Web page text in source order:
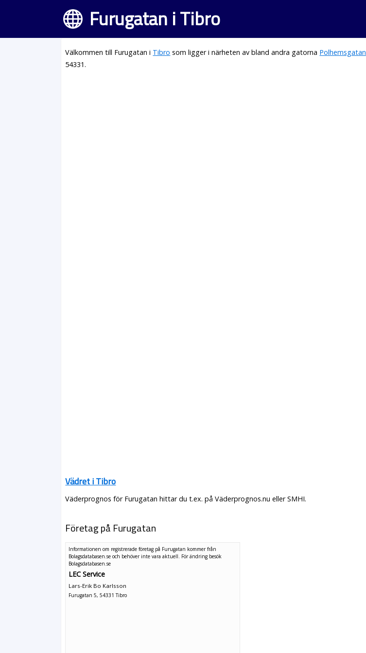
Furugatan i Tibro
Välkommen till Furugatan i Tibro som ligger i närheten av bland andra gatorna Polhemsgatan
54331.
Vädret i Tibro
Väderprognos för Furugatan hittar du t.ex. på Väderprognos.nu eller SMHI.
Företag på Furugatan
Informationen om registrerade företag på Furugatan kommer från
Bolagsdatabasen.se och behöver inte vara aktuell. För ändring besök
Bolagsdatabasen.se
LEC Service
Lars-Erik Bo Karlsson
Furugatan 5, 54331 Tibro